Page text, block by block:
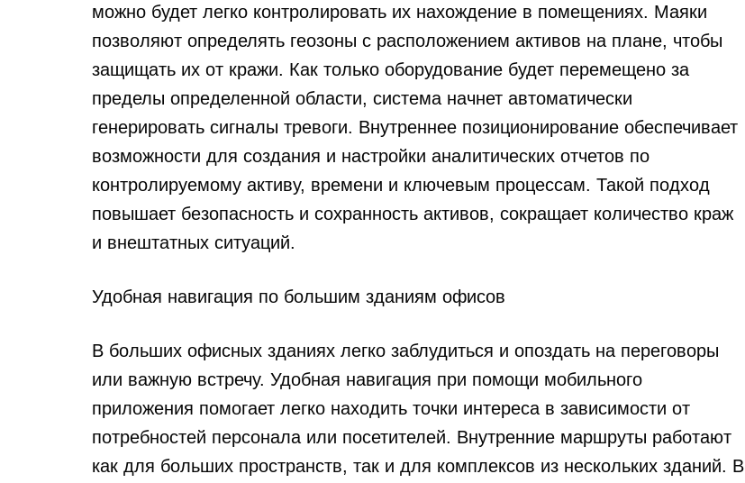
можно будет легко контролировать их нахождение в помещениях. Маяки
позволяют определять геозоны с расположением активов на плане, чтобы
защищать их от кражи. Как только оборудование будет перемещено за
пределы определенной области, система начнет автоматически
генерировать сигналы тревоги. Внутреннее позиционирование обеспечивает
возможности для создания и настройки аналитических отчетов по
контролируемому активу, времени и ключевым процессам. Такой подход
повышает безопасность и сохранность активов, сокращает количество краж
и внештатных ситуаций.
Удобная навигация по большим зданиям офисов
В больших офисных зданиях легко заблудиться и опоздать на переговоры
или важную встречу. Удобная навигация при помощи мобильного
приложения помогает легко находить точки интереса в зависимости от
потребностей персонала или посетителей. Внутренние маршруты работают
как для больших пространств, так и для комплексов из нескольких зданий. В